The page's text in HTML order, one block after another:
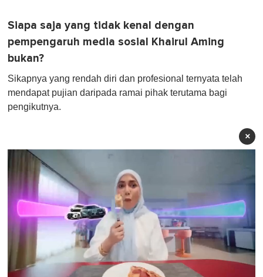
Siapa saja yang tidak kenal dengan
pempengaruh media sosial Khairul Aming
bukan?
Sikapnya yang rendah diri dan profesional ternyata telah
mendapat pujian daripada ramai pihak terutama bagi
pengikutnya.
×